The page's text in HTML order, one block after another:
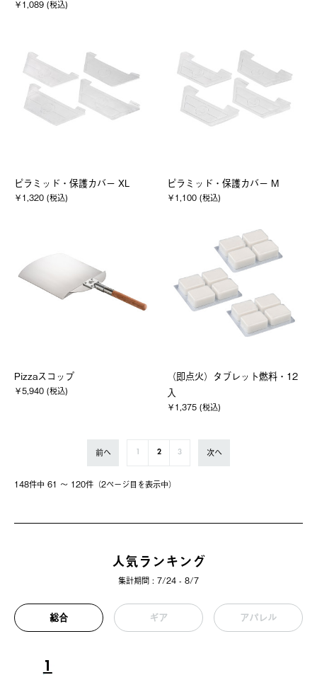
￥1,089 (税込)
ピラミッド・保護カバー XL
￥1,320 (税込)
ピラミッド・保護カバー M
￥1,100 (税込)
Pizzaスコップ
￥5,940 (税込)
（即点火）タブレット燃料・12
入
￥1,375 (税込)
148件中 61 〜 120件（2ページ⽬を表⽰中）
前へ 1 2 3 次へ
人気ランキング
集計期間 : 7/24 - 8/7
総合 ギア アパレル
1